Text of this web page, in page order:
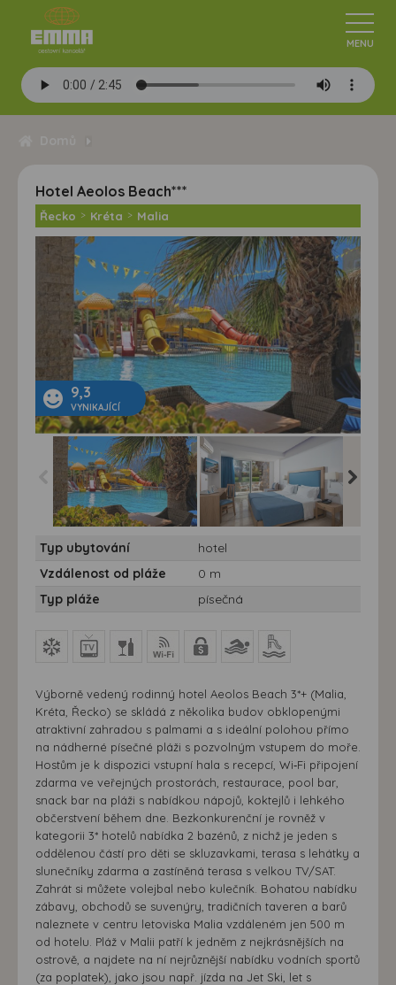
Hotel Aeolos Beach***
Řecko > Kréta > Malia
9,3
VYNIKAJÍCÍ
Kréta, Malia- Aeolos
Beach Hotel ***+
Kréta, Malia- Aeolos
Beach Hotel ***+
Typ ubytování
hotel
Vzdálenost od pláže
0 m
Typ pláže
písečná
Výborně vedený rodinný hotel Aeolos Beach 3*+ (Malia,
Kréta, Řecko) se skládá z několika budov obklopenými
atraktivní zahradou s palmami a s ideální polohou přímo
na nádherné písečné pláži s pozvolným vstupem do moře.
Hostům je k dispozici vstupní hala s recepcí, Wi‑Fi připojení
zdarma ve veřejných prostorách, restaurace, pool bar,
snack bar na pláži s nabídkou nápojů, koktejlů i lehkého
občerstvení během dne. Bezkonkurenční je rovněž v
kategorii 3* hotelů nabídka 2 bazénů, z nichž je jeden s
oddělenou částí pro děti se skluzavkami, terasa s lehátky a
slunečníky zdarma a zastíněná terasa s velkou TV/SAT.
Zahrát si můžete volejbal nebo kulečník. Bohatou nabídku
zábavy, obchodů se suvenýry, tradičních taveren a barů
naleznete v centru letoviska Malia vzdáleném jen 500 m
od hotelu. Pláž v Malii patří k jedněm z nejkrásnějších na
ostrově, a najdete na ní nejrůznější nabídku vodních sportů
(za poplatek), jako jsou např. jízda na Jet Ski, let s